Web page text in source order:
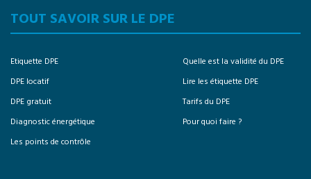
TOUT SAVOIR SUR LE DPE
Etiquette DPE
DPE locatif
DPE gratuit
Diagnostic énergétique
Les points de contrôle
Quelle est la validité du DPE
Lire les étiquette DPE
Tarifs du DPE
Pour quoi faire ?